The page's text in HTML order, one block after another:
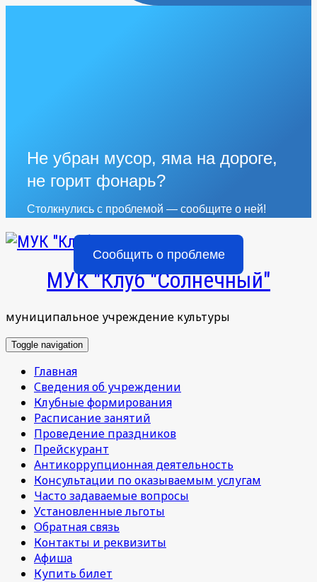
Не убран мусор, яма на дороге,
не горит фонарь?
Столкнулись с проблемой — сообщите о ней!
Сообщить о проблеме
МУК "Клуб "Солнечный"
муниципальное учреждение культуры
Toggle navigation
Главная
Сведения об учреждении
Клубные формирования
Расписание занятий
Проведение праздников
Прейскурант
Антикоррупционная деятельность
Консультации по оказываемым услугам
Часто задаваемые вопросы
Установленные льготы
Обратная связь
Контакты и реквизиты
Афиша
Купить билет